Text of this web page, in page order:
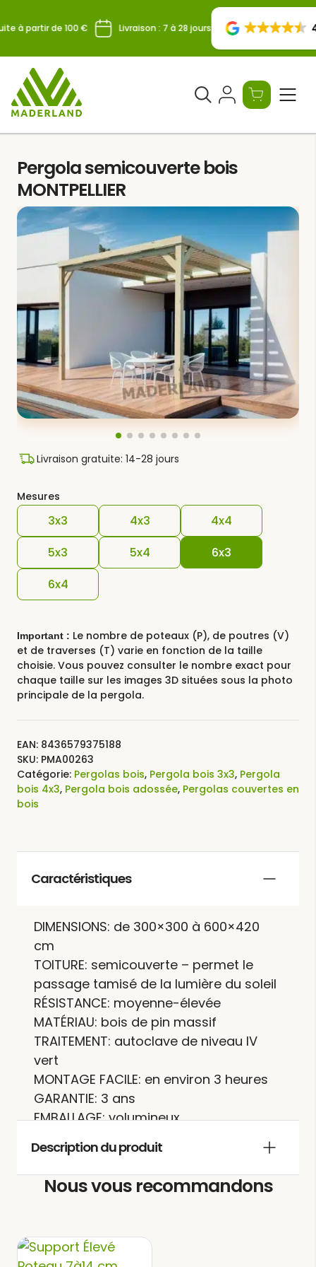
toà partir de 100 € Livraison : 7 à 28 jours
Ouvrir
formulaire
recherche
Pergola semicouverte bois
MONTPELLIER
Livraison gratuite: 14-28 jours
Mesures
3x3 4x3
4x4
5x3
5x4
6x3
6x4
Important : Le nombre de poteaux (P), de poutres (V)
et de traverses (T) varie en fonction de la taille
choisie. Vous pouvez consulter le nombre exact pour
chaque taille sur les images 3D situées sous la photo
principale de la pergola.
EAN: 8436579375188
SKU: PMA00263
Catégorie: Pergolas bois, Pergola bois 3x3, Pergola
bois 4x3, Pergola bois adossée, Pergolas couvertes en
bois
Caractéristiques
DIMENSIONS: de 300×300 à 600×420
cm
TOITURE: semicouverte – permet le
passage tamisé de la lumière du soleil
RÉSISTANCE: moyenne-élevée
MATÉRIAU: bois de pin massif
TRAITEMENT: autoclave de niveau IV
vert
MONTAGE FACILE: en environ 3 heures
GARANTIE: 3 ans
EMBALLAGE: volumineux
Description du produit
La pergola semicouverte bois adossée
de votre jardin et/ou terrasse aussi
bien pendant les journées chaudes du
Nous vous recommandons